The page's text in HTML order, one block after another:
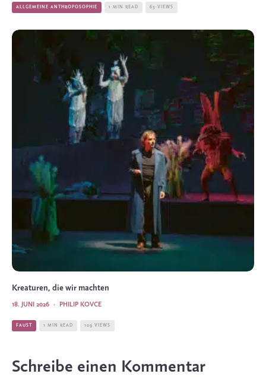
ALLGEMEINE ANTHROPOSOPHIE 1 MIN READ 63 VIEWS
Kreaturen, die wir machten
PHILIP KOVCE
·
18. JUNI 2026
FAUST 1 MIN READ 109 VIEWS
Schreibe einen Kommentar